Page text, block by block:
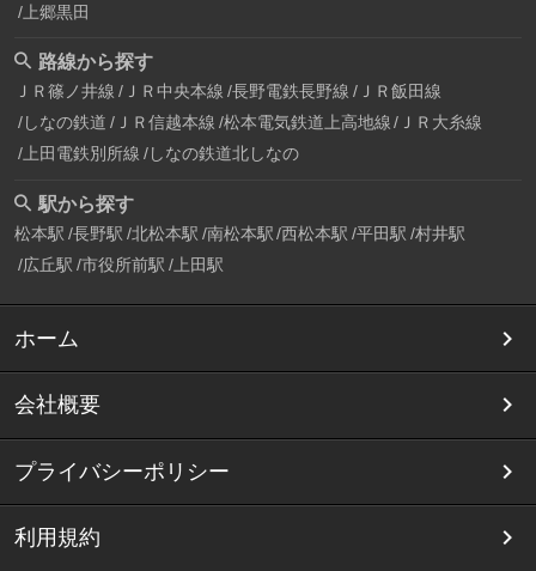
上郷黒田
路線から探す
ＪＲ篠ノ井線 ＪＲ中央本線 長野電鉄長野線 ＪＲ飯田線
しなの鉄道 ＪＲ信越本線 松本電気鉄道上高地線
ＪＲ大糸線
上田電鉄別所線 しなの鉄道北しなの
駅から探す
松本駅 長野駅 北松本駅 南松本駅 西松本駅 平田駅 村井駅
広丘駅 市役所前駅 上田駅
ホーム
会社概要
プライバシーポリシー
利用規約